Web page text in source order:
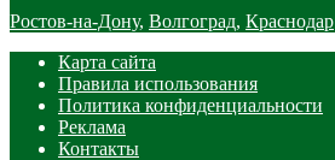
Ростов-на-Дону, Волгоград, Краснодар
Карта сайта
Правила использования
Политика конфиденциальности
Реклама
Контакты